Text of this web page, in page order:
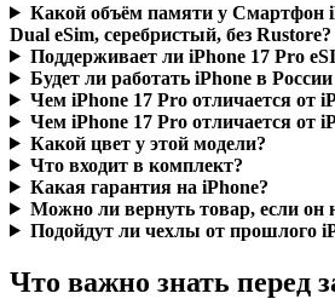
Какой объём памяти у Смартфон
Dual eSim, серебристый, без Rustore?
Поддерживает ли iPhone 17 Pro
Будет ли работать iPhone в России
Чем iPhone 17 Pro отличается от
Чем iPhone 17 Pro отличается от
Какой цвет у этой модели?
Что входит в комплект?
Какая гарантия на iPhone?
Можно ли вернуть товар, если он
Подойдут ли чехлы от прошлого
Что важно знать перед